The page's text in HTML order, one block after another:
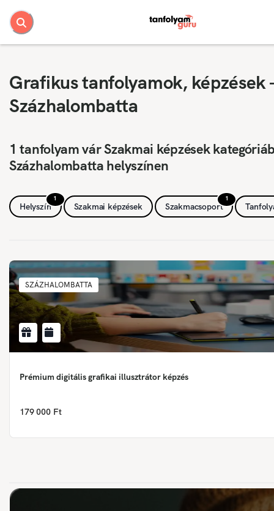
Grafikus tanfolyamok, képzések
Százhalombatta
1 tanfolyam vár Szakmai képzések
Százhalombatta helyszínen
1
Helyszín Szakmai képzések
1
Szakmacsoport
SZÁZHALOMBATTA
Prémium digitális grafikai illusztrátor képzés
179 000 Ft